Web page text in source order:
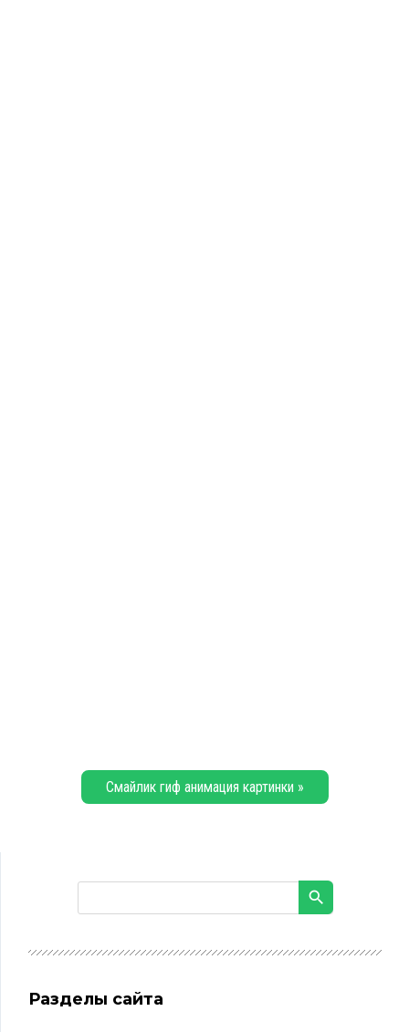
Смайлик гиф анимация картинки »
Разделы сайта